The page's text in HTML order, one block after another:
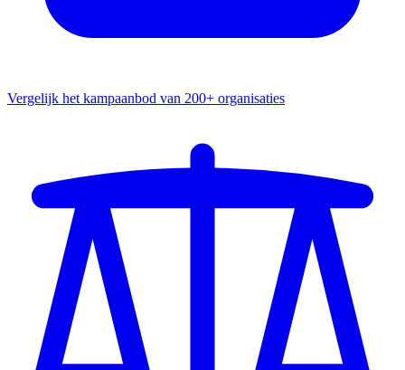
Vergelijk het kampaanbod van 200+ organisaties